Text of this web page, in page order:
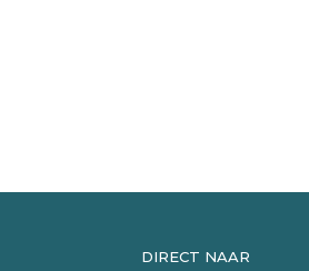
DIRECT NAAR